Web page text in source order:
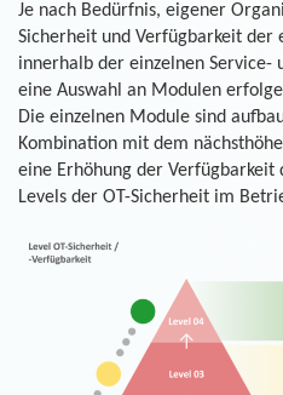
Je nach Bedürfnis, eigener
Sicherheit und Verfügbarkeit der
innerhalb der einzelnen Service-
eine Auswahl an Modulen
Die einzelnen Module sind
Kombination mit dem
eine Erhöhung der Verfügbarkeit
Levels der OT-Sicherheit im